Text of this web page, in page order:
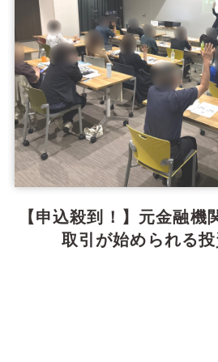
【申込殺到！】元金融
取引が始められる